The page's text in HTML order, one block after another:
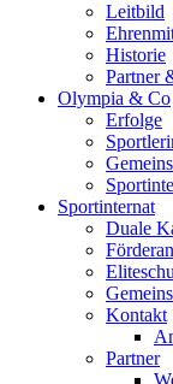
Leitbild
Historie
Partner
Olympia & Co
Erfolge
Sportinternat
Duale
Kontakt
Partner